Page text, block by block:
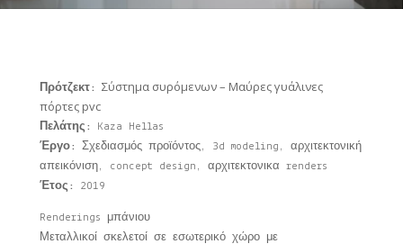
Πρότζεκτ: Σύστημα συρόμενων – Μαύρες γυάλινες
πόρτες pvc
Πελάτης:
Kaza Hellas
Έργο:
Σχεδιασμός προϊόντος, 3d modeling, αρχιτεκτονική
απεικόνιση, concept design, αρχιτεκτονικα renders
Έτος:
2019
Renderings μπάνιου
Μεταλλικοί σκελετοί σε εσωτερικό χώρο με